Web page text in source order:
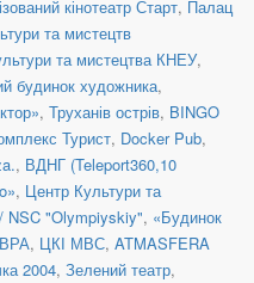
кінотеатр Старт, Палац
та мистецтв
та мистецтва КНЕУ,
будинок художника,
, Труханів острів, BINGO
Турист, Docker Pub,
, ВДНГ (Teleport360,10
, Центр Культури та
NSC "Olympiyskiy", «Будинок
, ЦКІ МВС, ATMASFERA
2004, Зелений театр,